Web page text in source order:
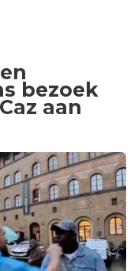
bezoek
aan